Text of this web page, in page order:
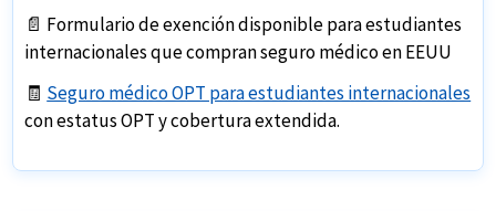
📄 Formulario de exencióndisponible para estudiantes
internacionales que compran seguro médico en EEUU
🧾 Seguro médico OPT para estudiantes internacionales
con estatus OPT y cobertura extendida.